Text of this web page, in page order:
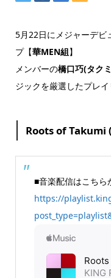
5月22日にメジャーデビ
プ【華MEN組】
メンバーの橋口巧(タク
ジックを厳選したプレイ
Roots of Takumi
■音楽配信はこちら
https://